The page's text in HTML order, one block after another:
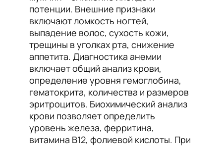
потенции. Внешние признаки
включают ломкость ногтей,
выпадение волос, сухость кожи,
трещины в уголках рта, снижение
аппетита. Диагностика анемии
включает общий анализ крови,
определение уровня гемоглобина,
гематокрита, количества и размеров
эритроцитов. Биохимический анализ
крови позволяет определить
уровень железа, ферритина,
витамина B12, фолиевой кислоты. При